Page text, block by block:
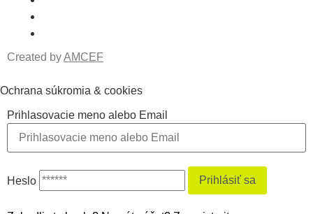
Created byAMCEF
Ochrana súkromia & cookies
Prihlasovacie meno alebo Email
Heslo